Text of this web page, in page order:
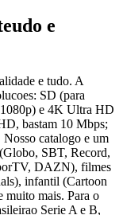
e
e tudo. A
SD (para
e 4K Ultra HD
bastam 10 Mbps;
catalogo e um
SBT, Record,
DAZN), filmes
infantil (Cartoon
mais. Para o
Serie A e B,